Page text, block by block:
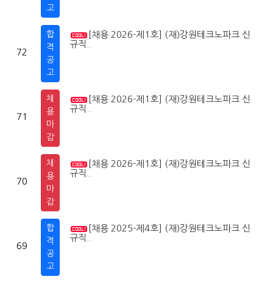
고
72
합
격
공
고
[채용 2026-제1호] (재)강원테크노파크 신
규직..
71
채
용
마
감
[채용 2026-제1호] (재)강원테크노파크 신
규직..
70
채
용
마
감
[채용 2026-제1호] (재)강원테크노파크 신
규직..
69
합
격
공
고
[채용 2025-제4호] (재)강원테크노파크 신
규직..